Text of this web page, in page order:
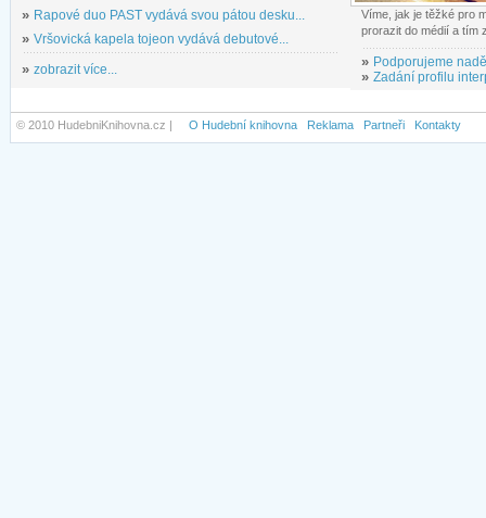
» Rapové duo PAST vydává svou pátou desku...
» Vršovická kapela tojeon vydává debutové...
» zobrazit více...
Víme, jak je těžké pro
prorazit do médií a tím
» Podporujeme
» Zadání profilu
© 2010 HudebniKnihovna.cz | O Hudební knihovna Reklama Partneři Kontakty